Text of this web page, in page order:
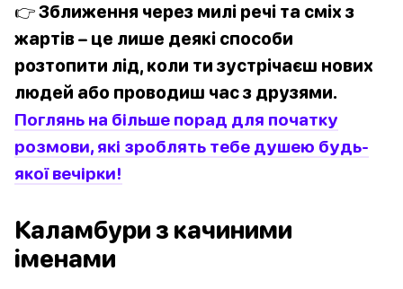
👉 Зближення через милі речі та сміх з
жартів – це лише деякі способи
розтопити лід, коли ти зустрічаєш нових
людей або проводиш час з друзями.
Поглянь на більше порад для початку
розмови, які зроблять тебе душею будь-
якої вечірки!
Каламбури з качиними
іменами